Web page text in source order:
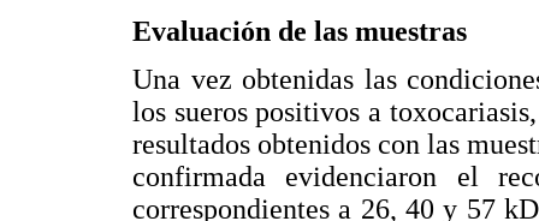
Evaluación de las muestras
Una vez obtenidas las
los sueros positivos a
resultados obtenidos con las
confirmada evidenciaron el
correspondientes a 26, 40 y 57